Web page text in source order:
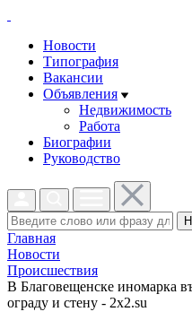
Новости
Типография
Вакансии
Объявления
Недвижимость
Работа
Биографии
Руководство
Главная
Новости
Проиcшествия
В Благовещенске иномарка
ограду и стену - 2x2.su